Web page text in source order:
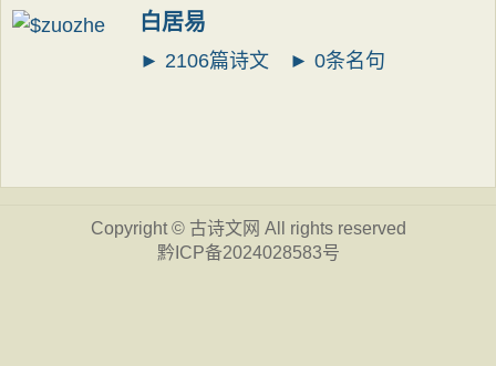
白居易
► 2106篇诗文 ► 0条名句
Copyright © 古诗文网 All rights reserved
黔ICP备2024028583号